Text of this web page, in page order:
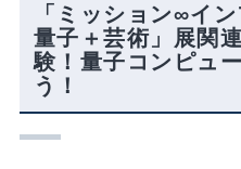
「ミッション∞イ
量子＋芸術」展関
験！量子コンピュ
う！